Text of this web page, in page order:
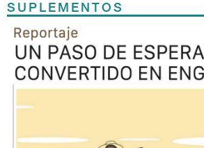
SUPLEMENTOS